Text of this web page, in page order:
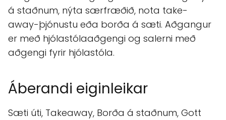
á staðnum, nýta særfræðið, nota take-
away-þjónustu eða borða á sæti. Aðgangur
er með hjólastólaaðgengi og salerni með
aðgengi fyrir hjólastóla.
Áberandi eiginleikar
Sæti úti, Takeaway, Borða á staðnum, Gott